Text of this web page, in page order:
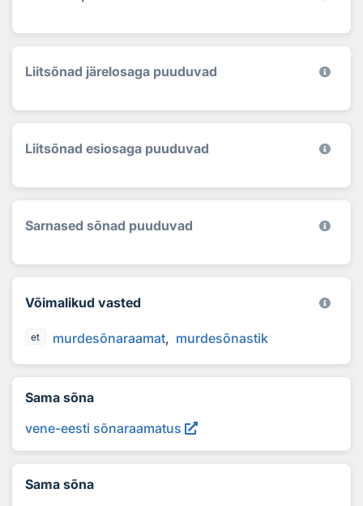
Liitsõnad järelosaga puuduvad
Liitsõnad esiosaga puuduvad
Sarnased sõnad puuduvad
Võimalikud vasted
et murdesõnaraamat murdesõnastik
Sama sõna
vene-eesti sõnaraamatus
Sama sõna